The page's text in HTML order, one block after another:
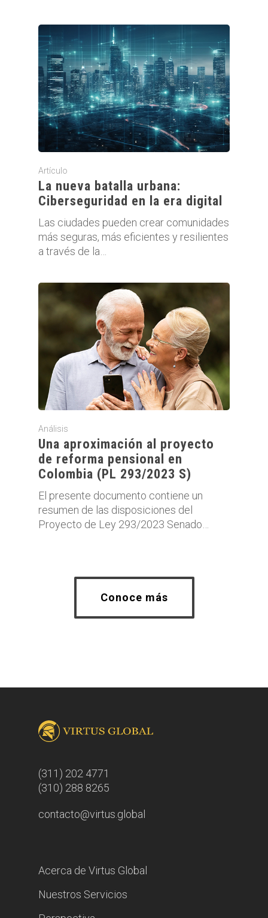
Artículo
La nueva batalla urbana:
Ciberseguridad en la era digital
Las ciudades pueden crear comunidades
más seguras, más eficientes y resilientes
a través de la…
Análisis
Una aproximación al proyecto
de reforma pensional en
Colombia (PL 293/2023 S)
El presente documento contiene un
resumen de las disposiciones del
Proyecto de Ley 293/2023 Senado…
Conoce más
(311) 202 4771
(310) 288 8265
contacto@virtus.global
Acerca de Virtus Global
Nuestros Servicios